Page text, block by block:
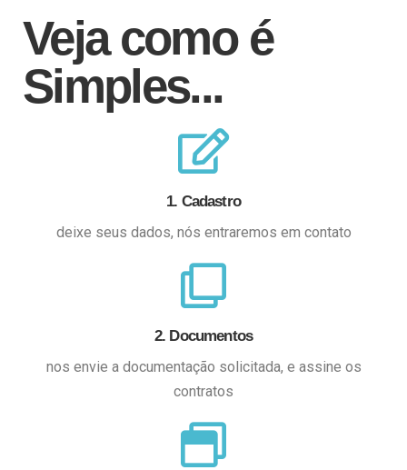
Veja como é
Simples...
1. Cadastro
deixe seus dados, nós entraremos em contato
2. Documentos
nos envie a documentação solicitada, e assine os
contratos